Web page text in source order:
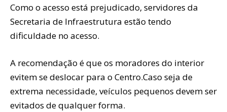
Como o acesso está prejudicado, servidores da
Secretaria de Infraestrutura estão tendo
dificuldade no acesso.
A recomendação é que os moradores do interior
evitem se deslocar para o Centro.Caso seja de
extrema necessidade, veículos pequenos devem ser
evitados de qualquer forma.